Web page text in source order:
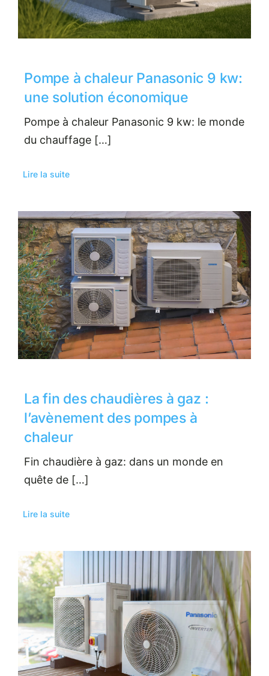
Pompe à chaleur Panasonic 9 kw:
une solution économique
Pompe à chaleur Panasonic 9 kw: le monde
du chauffage […]
Lire la suite
La fin des chaudières à gaz :
l’avènement des pompes à
chaleur
Fin chaudière à gaz: dans un monde en
quête de […]
Lire la suite